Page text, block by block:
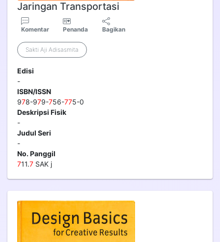
Jaringan Transportasi
Komentar Penanda Bagikan
Sakti Aji Adisasmita
Edisi
-
ISBN/ISSN
978-979-756-775-0
Deskripsi Fisik
-
Judul Seri
-
No. Panggil
711.7 SAK j